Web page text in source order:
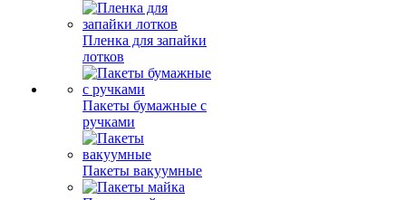
Пленка для запайки
лотков
Пакеты бумажные с
ручками
Пакеты вакуумные